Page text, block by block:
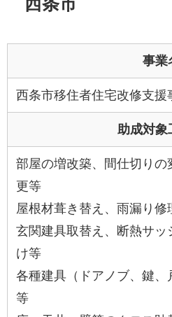
西条市
事業
西条市移住者住宅改修支援
助成対象
部屋の増改築、間仕切り
更等
屋根材葺き替え、雨漏り
玄関建具取替え、断熱サ
け等
各種建具（ドアノブ、鍵、
等